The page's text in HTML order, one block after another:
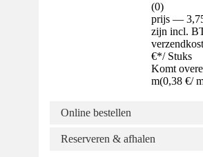
(0)
prijs —
zijn incl.
€*/ Stuks
Komt
m(0,38 €/
Online bestellen
Reserveren & afhalen